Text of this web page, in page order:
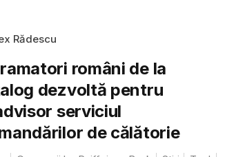
Rădescu
români de la
dezvoltă pentru
serviciul
de călătorie